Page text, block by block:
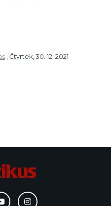
, Čtvrtek, 30. 12. 2021